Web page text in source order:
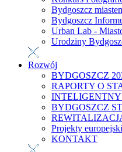
Bydgoszcz
Bydgoszcz
Urban Lab -
Urodziny
Rozwój
BYDGOSZCZ
RAPORTY O
INTELIGENTNY
BYDGOSZCZ
Projekty
KONTAKT